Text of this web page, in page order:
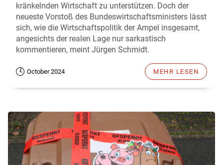
kränkelnden Wirtschaft zu unterstützen. Doch der
neueste Vorstoß des Bundeswirtschaftsministers lässt
sich, wie die Wirtschaftspolitik der Ampel insgesamt,
angesichts der realen Lage nur sarkastisch
kommentieren, meint Jürgen Schmidt.
October 2024 MEHR LESEN